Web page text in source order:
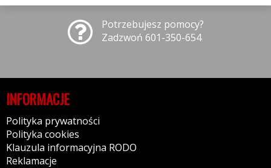
Potrzebujesz pomocy?
Zadzwoń 601-350-654
INFORMACJE
Polityka prywatności
Polityka cookies
Klauzula informacyjna RODO
Reklamacje